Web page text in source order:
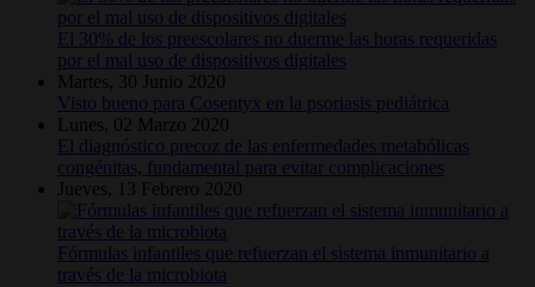
El 30% de los preescolares no duerme las horas requeridas
por el mal uso de dispositivos digitales
Martes, 30 Junio 2020
Visto bueno para Cosentyx en la psoriasis pediátrica
Lunes, 02 Marzo 2020
El diagnóstico precoz de las enfermedades metabólicas
congénitas, fundamental para evitar complicaciones
Jueves, 13 Febrero 2020
Fórmulas infantiles que refuerzan el sistema inmunitario a
través de la microbiota